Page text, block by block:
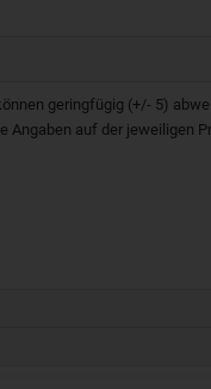
geringfügig (+/- 5)
Angaben auf der jeweiligen